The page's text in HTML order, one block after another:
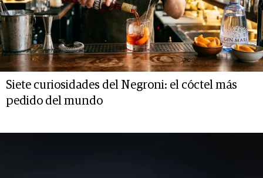
Siete curiosidades del Negroni: el cóctel más
pedido del mundo